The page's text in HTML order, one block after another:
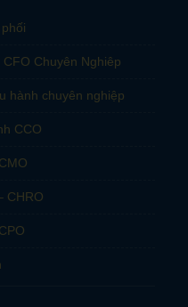
Chuyên Nghiêp
hành chuyên nghiệp
CCO
CHRO